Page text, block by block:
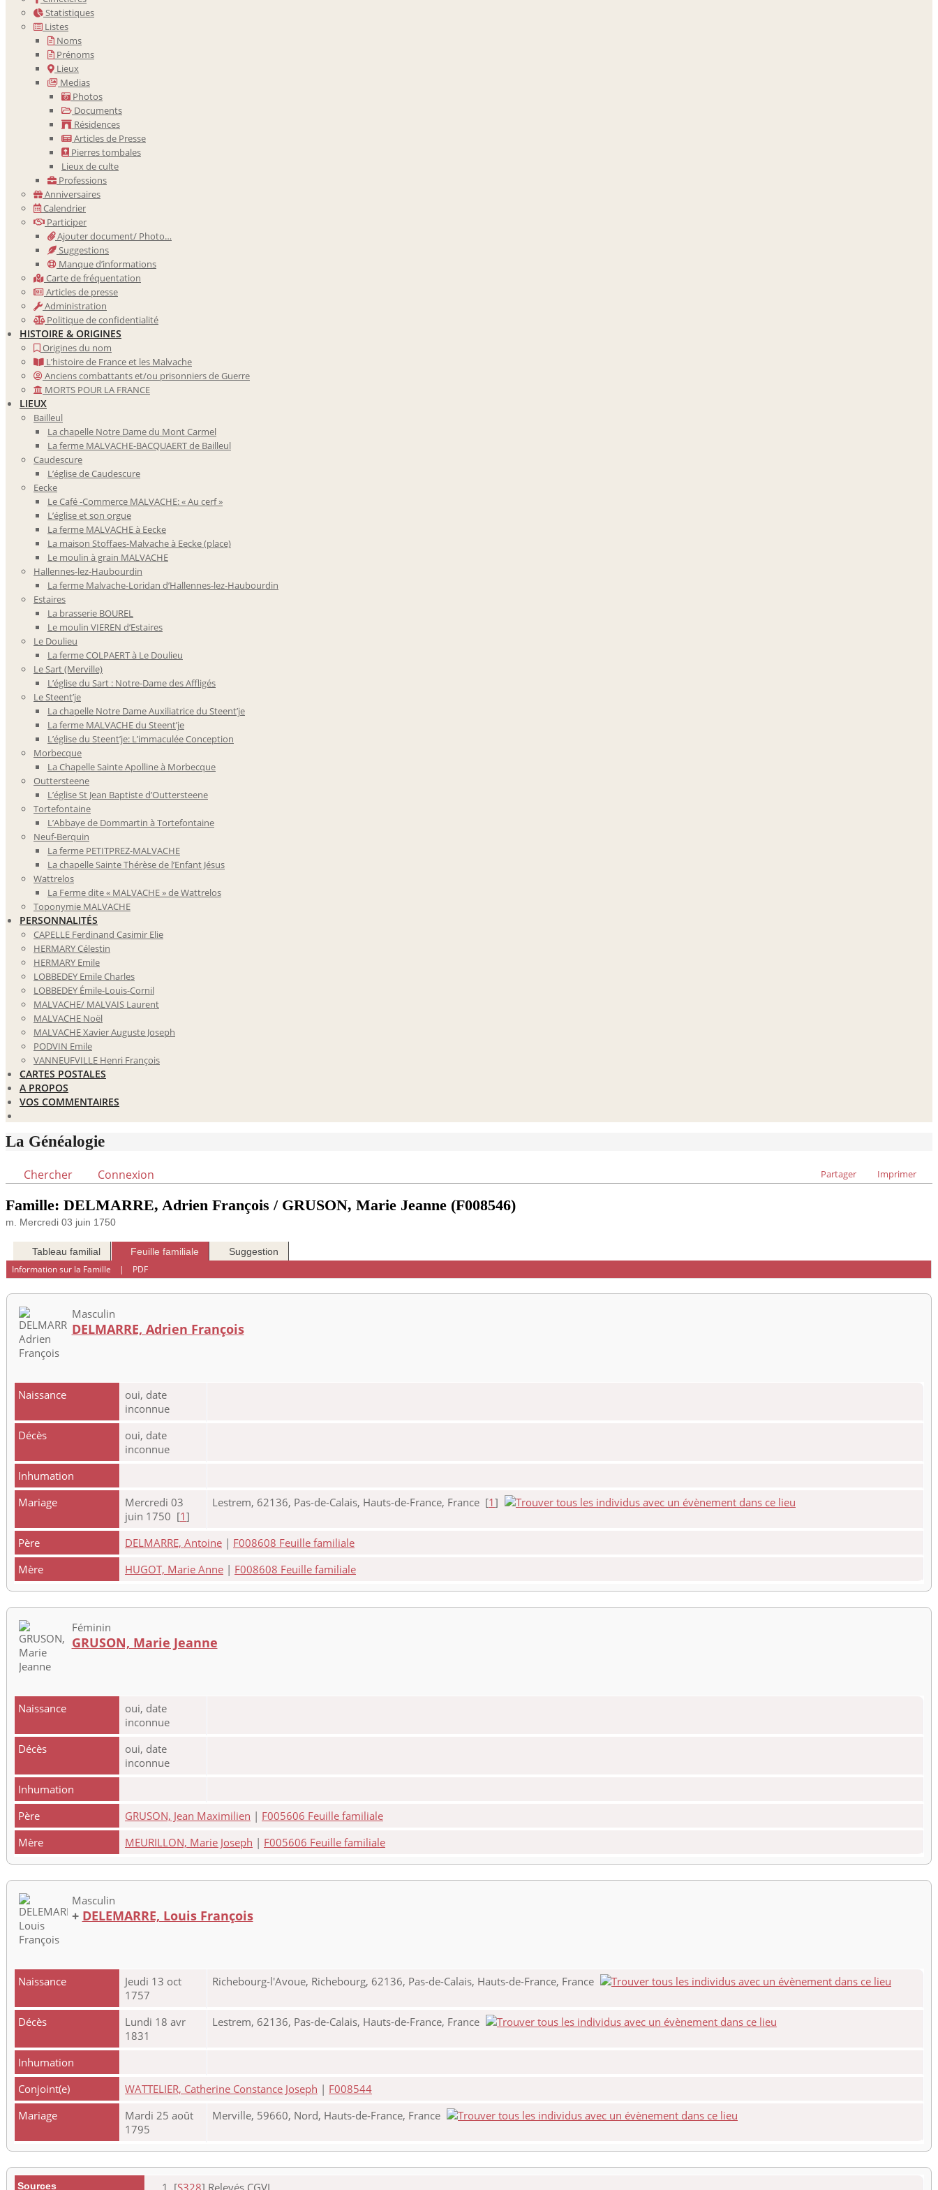
Statistiques
Listes
Noms
Prénoms
Lieux
Medias
Photos
Documents
Résidences
Articles de Presse
Pierres tombales
Lieux de culte
Professions
Anniversaires
Calendrier
Participer
Ajouter document/ Photo…
Suggestions
Manque d’informations
Carte de fréquentation
Articles de presse
Administration
Politique de confidentialité
HISTOIRE & ORIGINES
Origines du nom
L’histoire de France et les Malvache
Anciens combattants et/ou prisonniers de Guerre
MORTS POUR LA FRANCE
LIEUX
Bailleul
La chapelle Notre Dame du Mont Carmel
La ferme MALVACHE-BACQUAERT de Bailleul
Caudescure
L’église de Caudescure
Eecke
Le Café -Commerce MALVACHE: « Au cerf »
L’église et son orgue
La ferme MALVACHE à Eecke
La maison Stoffaes-Malvache à Eecke (place)
Le moulin à grain MALVACHE
Hallennes-lez-Haubourdin
La ferme Malvache-Loridan d’Hallennes-lez-Haubourdin
Estaires
La brasserie BOUREL
Le moulin VIEREN d’Estaires
Le Doulieu
La ferme COLPAERT à Le Doulieu
Le Sart (Merville)
L’église du Sart : Notre-Dame des Affligés
Le Steent’je
La chapelle Notre Dame Auxiliatrice du Steent’je
La ferme MALVACHE du Steent’je
L’église du Steent’je: L’immaculée Conception
Morbecque
La Chapelle Sainte Apolline à Morbecque
Outtersteene
L’église St Jean Baptiste d’Outtersteene
Tortefontaine
L’Abbaye de Dommartin à Tortefontaine
Neuf-Berquin
La ferme PETITPREZ-MALVACHE
La chapelle Sainte Thérèse de l’Enfant Jésus
Wattrelos
La Ferme dite « MALVACHE » de Wattrelos
Toponymie MALVACHE
PERSONNALITÉS
CAPELLE Ferdinand Casimir Elie
HERMARY Célestin
HERMARY Emile
LOBBEDEY Emile Charles
LOBBEDEY Émile-Louis-Cornil
MALVACHE/ MALVAIS Laurent
MALVACHE Noël
MALVACHE Xavier Auguste Joseph
PODVIN Emile
VANNEUFVILLE Henri François
CARTES POSTALES
A PROPOS
VOS COMMENTAIRES
La Généalogie
Chercher Connexion Partager Imprimer
Famille: DELMARRE, Adrien François / GRUSON, Marie Jeanne (F008546)
m. Mercredi 03 juin 1750
Tableau familial Feuille familiale Suggestion
Information sur la Famille | PDF
Masculin
DELMARRE, Adrien François
Naissance
oui, date
inconnue
Décès
oui, date
inconnue
Inhumation
Mariage
Mercredi 03
juin 1750 [1]
Lestrem, 62136, Pas-de-Calais, Hauts-de-France, France [1]
Père DELMARRE, Antoine | F008608 Feuille familiale
Mère
HUGOT, Marie Anne | F008608 Feuille familiale
Féminin
GRUSON, Marie Jeanne
Naissance
oui, date
inconnue
Décès
oui, date
inconnue
Inhumation
Père
GRUSON, Jean Maximilien | F005606 Feuille familiale
Mère
MEURILLON, Marie Joseph | F005606 Feuille familiale
Masculin
+ DELEMARRE, Louis François
Naissance
Jeudi 13 oct
1757
Richebourg-l'Avoue, Richebourg, 62136, Pas-de-Calais, Hauts-de-France, France
Décès
Lundi 18 avr
1831
Lestrem, 62136, Pas-de-Calais, Hauts-de-France, France
Inhumation
Conjoint(e)
WATTELIER, Catherine Constance Joseph | F008544
Mariage
Mardi 25 août
1795
Merville, 59660, Nord, Hauts-de-France, France
Sources